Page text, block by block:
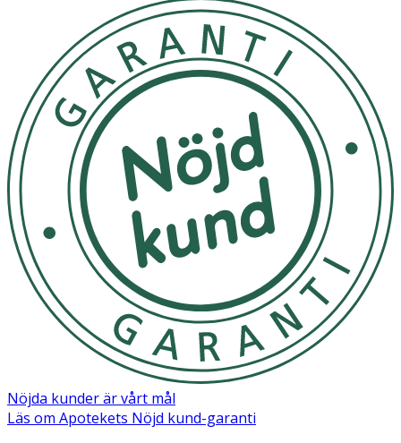
Utsätt ej för direkt solljus
OK för gravida och ammande:
Ingredienser:
Butyl Acetate Ethyl Acetate Nitrocellulose Adipic
Acid/Neopentyl Glycol/Trimellitic Anhydride Copolymer
Acetyl Tributyl Citrate Isopropyl Alcohol Stearalkonium
Bentonite Acrylates Copolymer Sucrose Acetate
Isobutyrate CI 77891 CI 73360 N-Butyl Alcohol Silica
Diacetone Alcohol CI 77491 CI 77499 Phosphoric Acid
Dimethicone Trimethylsiloxysilicate Trimethylpentanediyl
Dibenzoate CI 19140 CI 12085
Nöjda kunder är vårt mål
Läs om Apotekets Nöjd kund-garanti